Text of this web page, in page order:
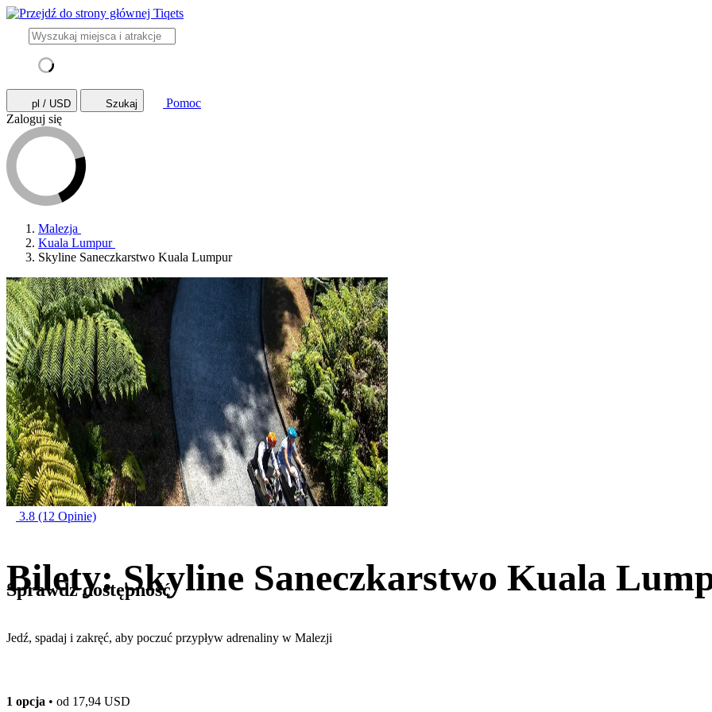
pl / USD Szukaj
Pomoc
Zaloguj się
Malezja
Kuala Lumpur
Skyline Saneczkarstwo Kuala Lumpur
3.8 (12 Opinie)
Bilety: Skyline Saneczkarstwo Kuala
Jedź, spadaj i zakręć, aby poczuć przypływ adrenaliny w Malezji
Sprawdź dostępność
1 opcja • od 17,94 USD